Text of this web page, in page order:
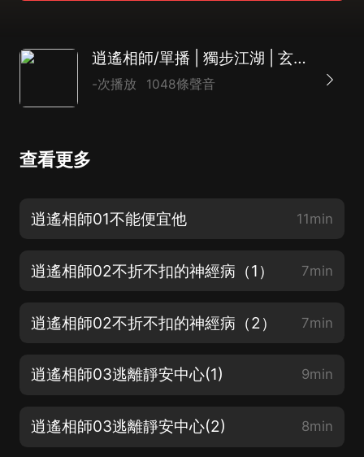
逍遙相師/單播 | 獨步江湖 | 玄幻 |熱血 | 逍遙自在
-次播放 1048條聲音
查看更多
逍遙相師01不能便宜他 11min
逍遙相師02不折不扣的神經病（1） 7min
逍遙相師02不折不扣的神經病（2） 7min
逍遙相師03逃離靜安中心(1) 9min
逍遙相師03逃離靜安中心(2) 8min